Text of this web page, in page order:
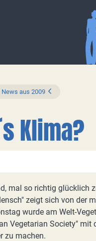
News aus 2009
Klima?
mal so richtig glücklich
zeigt sich von der
wurde am Welt-
Vegetarian Society" mit
zu machen.